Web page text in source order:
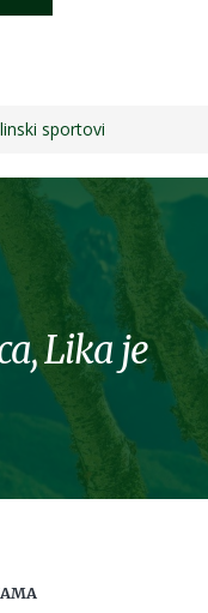
sportovi
Lika je